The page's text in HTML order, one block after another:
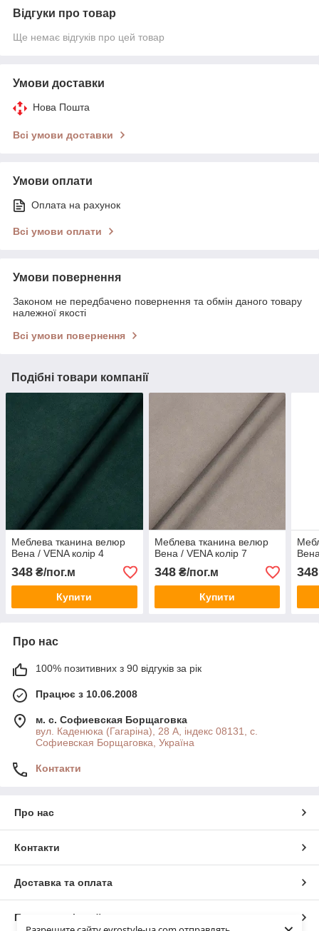
Відгуки про товар
Ще немає відгуків про цей товар
Умови доставки
Нова Пошта
Всі умови доставки
Умови оплати
Оплата на рахунок
Всі умови оплати
Умови повернення
Законом не передбачено повернення та обмін даного товару
належної якості
Всі умови повернення
Подібні товари компанії
Меблева тканина велюр
Вена / VENA колір 4
348 ₴/пог.м
Купити
Меблева тканина велюр
Вена / VENA колір 7
348₴/пог.м
Купити
348
Про нас
100% позитивних з 90 відгуків за рік
Працює з 10.06.2008
м. с. Софиевская Борщаговка
вул. Каденюка (Гагаріна), 28 А, індекс 08131, с.
Софиевская Борщаговка, Україна
Контакти
Про нас
Контакти
Доставка та оплата
Повна версія сайту